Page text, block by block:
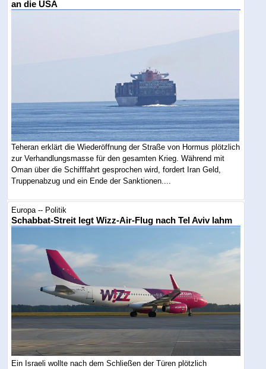
an die USA
Teheran erklärt die Wiederöffnung der Straße von Hormus plötzlich
zur Verhandlungsmasse für den gesamten Krieg. Während mit
Oman über die Schifffahrt gesprochen wird, fordert Iran Geld,
Truppenabzug und ein Ende der Sanktionen....
Europa -- Politik
Schabbat-Streit legt Wizz-Air-Flug nach Tel Aviv lahm
Ein Israeli wollte nach dem Schließen der Türen plötzlich